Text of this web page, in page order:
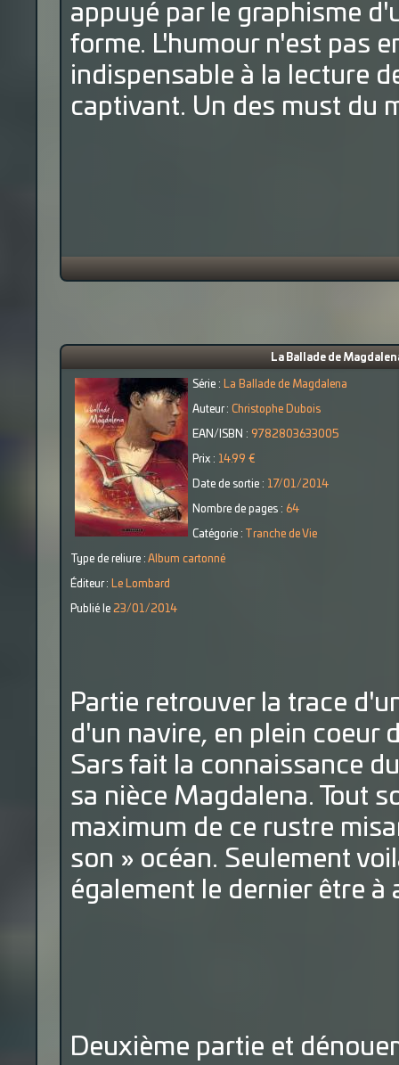
appuyé par le graphisme
forme. L'humour n'est pas
indispensable à la lecture
captivant. Un des must du
La Ballade de
Série : La Ballade de Magdalena
Auteur : Christophe Dubois
EAN/ISBN : 9782803633005
Prix : 14.99 €
Date de sortie : 17/01/2014
Nombre de pages : 64
Catégorie : Tranche de Vie
Type de reliure : Album cartonné
Éditeur : Le Lombard
Publié le 23/01/2014
Partie retrouver la trace
d'un navire, en plein coeur
Sars fait la connaissance
sa nièce Magdalena. Tout
maximum de ce rustre
son » océan. Seulement
également le dernier être à
Deuxième partie et